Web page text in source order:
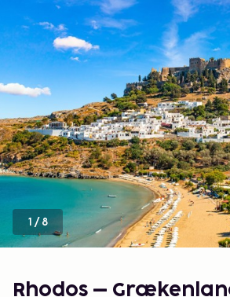
1 /8
Rhodos –